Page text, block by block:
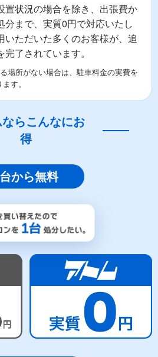
置状況の場合を除き、出張費か
分まで、実質0円で対応いたし
いただいた多くのお客様が、追
了されています。
場所がない場合は、駐車料金の実費を
す。
らこんなにお
得
から無料